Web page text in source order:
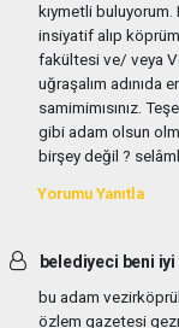
kıymetli
insiyatif alıp
fakültesi ve/ veya
uğraşalım adınıda
samimimısınız.
gibi adam olsun
birşey değil ?
Yorumu Yanıtla
belediyeci beni iyi
bu adam
özlem gazetesi